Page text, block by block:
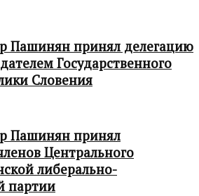
Пашинян принял делегацию
Государственного
Словения
Пашинян принял
Центрального
либерально-
партии